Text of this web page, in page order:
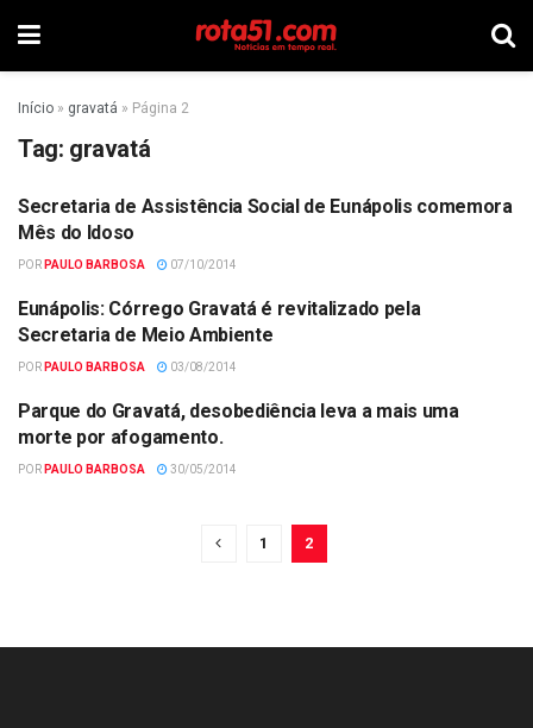
Início » gravatá » Página 2
Tag: gravatá
SOCIAL
Secretaria de Assistência Social de Eunápolis comemora
Mês do Idoso
POR PAULO BARBOSA 07/10/2014
MEIO AMBIENTE
Eunápolis: Córrego Gravatá é revitalizado pela
Secretaria de Meio Ambiente
POR PAULO BARBOSA 03/08/2014
MEIO AMBIENTE
Parque do Gravatá, desobediência leva a mais uma
morte por afogamento.
POR PAULO BARBOSA 30/05/2014
1 2